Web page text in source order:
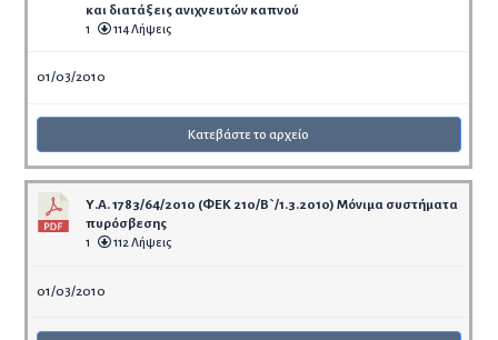
και διατάξεις ανιχνευτών καπνού
1 114 Λήψεις
01/03/2010
Κατεβάστε το αρχείο
Υ.Α. 1783/64/2010 (ΦΕΚ 210/Β`/1.3.2010) Μόνιμα συστήματα
πυρόσβεσης
1 112 Λήψεις
01/03/2010